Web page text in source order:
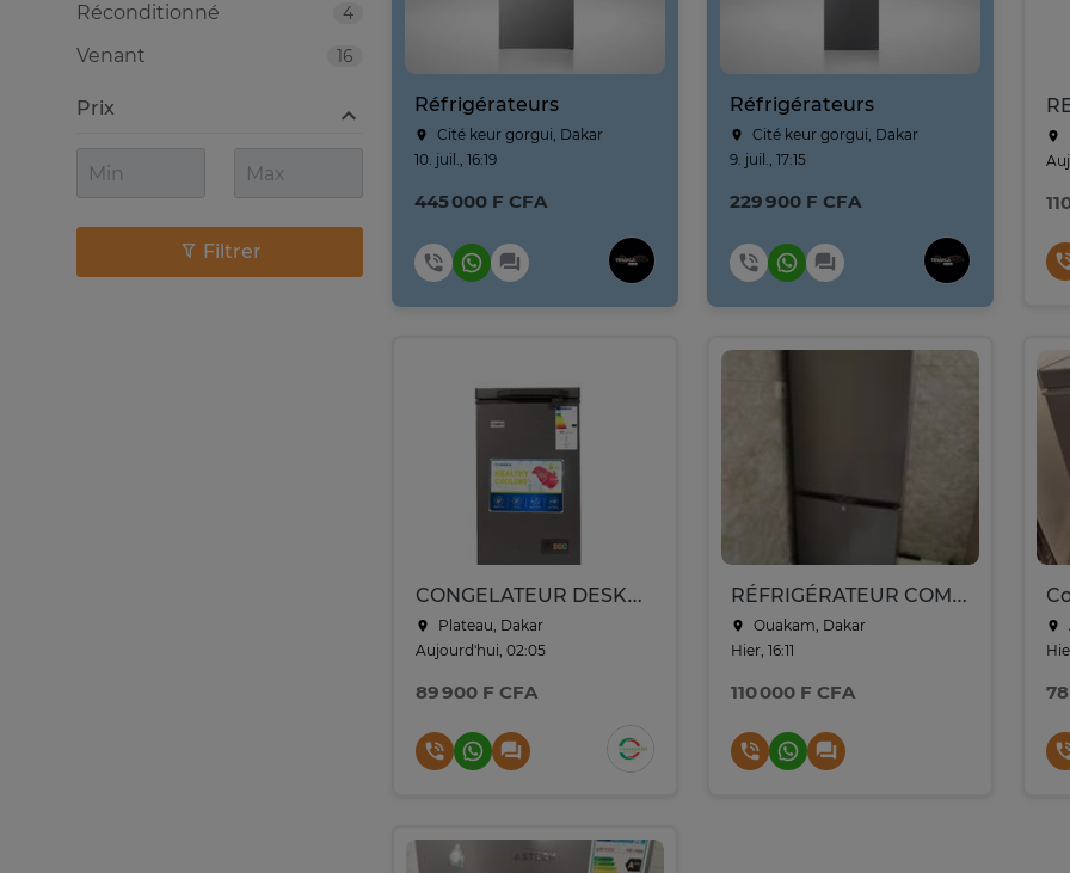
Réfrigérateurs
Cité keur gorgui, Dakar
10. juil., 16:19
445 000 F CFA
Réfrigérateurs
Cité keur gorgui, Dakar
9. juil., 17:15
229 900 F CFA
CONGELATEUR DESKA HORIZONTAL 150LITRES GRIS FRZ135DK
Plateau, Dakar
Aujourd'hui, 02:05
89 900 F CFA
RÉFRIGÉRATEUR COMBINÉ ASTECH FC-280PS - 260L
Ouakam, Dakar
Hier, 16:11
110 000 F CFA
4
Réconditionné
16
Venant
Prix
Filtrer